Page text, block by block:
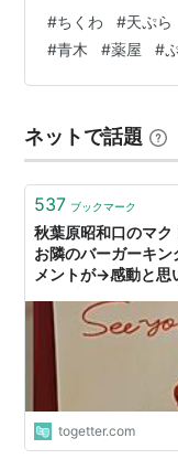
てある。 以前に
とがあるが、この
りそうな予感がし
少々高値であるが
だ。 お隣の薬屋
#ちくわ #天ぷら
#青木 #薬屋 #
ネットで話題
537 ブックマーク
秋葉原昭和口のマク
お隣のバーガーキン
メントが→感動と思
togetter.com